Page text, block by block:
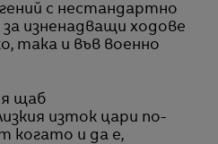
с нестандартно
изненадващи ходове
така и във военно
щаб
изток цари по-
когато и да е,